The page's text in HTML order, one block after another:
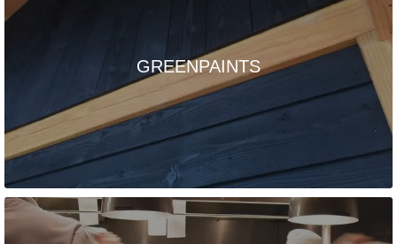
GREENPAINTS